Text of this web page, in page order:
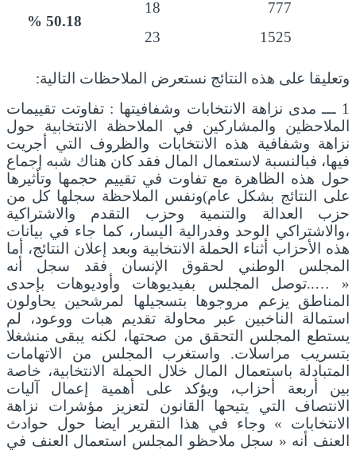
50.18
%
777
18
1525
23
وتعليقا على هذه النتائج نستعرض الملاحظات التالية:
1 ـــ مدى نزاهة الانتخابات وشفافيتها : تفاوتت تقييمات
الملاحظين والمشاركين في الملاحظة الانتخابية حول
نزاهة وشفافية هذه الانتخابات والظروف التي أجريت
فيها، فبالنسبة لاستعمال المال فقد كان هناك شبه إجماع
حول هذه الظاهرة مع تفاوت في تقييم حجمها وتأثيرها
على النتائج بشكل عام)ونفس الملاحظة سجلها كل من
حزب العدالة والتنمية وحزب التقدم والاشتراكية
،والاشتراكي الوحد وفدرالية اليسار، كما جاء في بيانات
هذه الأحزاب أثناء الحملة الانتخابية وبعد إعلان النتائج، أما
المجلس الوطني لحقوق الإنسان فقد سجل أنه
« …..توصل المجلس بفيديوهات وأوديوهات بإحدى
المناطق يزعم مروجوها بتسجيلها لمرشحين يحاولون
استمالة الناخبين عبر محاولة تقديم هبات ووعود، لم
يستطع المجلس التحقق من صحتها، لكنه يبقى منشغلا
بتسريب مراسلات. واستغرب المجلس من الاتهامات
المتبادلة باستعمال المال خلال الحملة الانتخابية، خاصة
بين أربعة أحزاب، ويؤكد على أهمية إعمال آليات
الانتصاف التي يتيحها القانون لتعزيز مؤشرات نزاهة
الانتخابات » وجاء في هذا التقرير ايضا حول حوادث
العنف أنه « سجل ملاحظو المجلس استعمال العنف في